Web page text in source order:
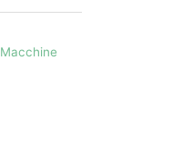
Macchine